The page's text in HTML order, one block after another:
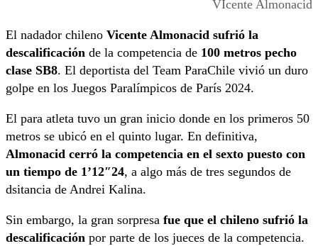
VIcente Almonacid
El nadador chileno Vicente Almonacid sufrió la
descalificación de la competencia de 100 metros pecho
clase SB8. El deportista del Team ParaChile vivió un duro
golpe en los Juegos Paralímpicos de París 2024.
El para atleta tuvo un gran inicio donde en los primeros 50
metros se ubicó en el quinto lugar. En definitiva,
Almonacid cerró la competencia en el sexto puesto con
un tiempo de 1’12″24, a algo más de tres segundos de
dsitancia de Andrei Kalina.
Sin embargo, la gran sorpresa fue que el chileno sufrió la
descalificación por parte de los jueces de la competencia.